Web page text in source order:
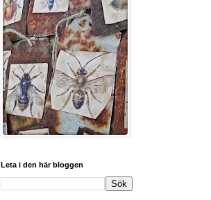
Leta i den här bloggen